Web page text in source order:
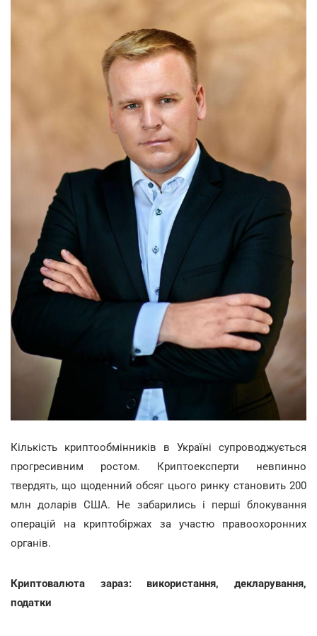
Кількість криптообмінників в Україні супроводжується
прогресивним ростом. Криптоексперти невпинно
твердять, що щоденний обсяг цього ринку становить 200
млн доларів США. Не забарились і перші блокування
операцій на криптобіржах за участю правоохоронних
органів.
Криптовалюта зараз: використання, декларування,
податки